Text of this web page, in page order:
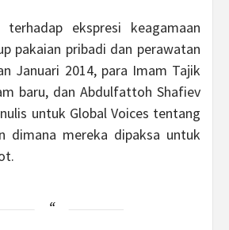
ekspresi keagamaan
pakaian pribadi dan perawatan
Januari 2014, para Imam Tajik
baru, dan Abdulfattoh Shafiev
untuk Global Voices tentang
dimana mereka dipaksa untuk